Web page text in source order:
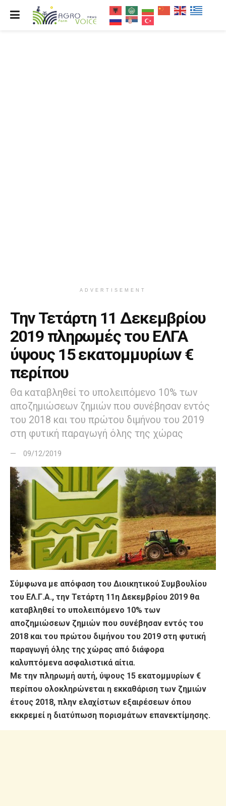
ADVERTISEMENT
Την Τετάρτη 11 Δεκεμβρίου
2019 πληρωμές του ΕΛΓΑ
ύψους 15 εκατομμυρίων €
περίπου
Θα καταβληθεί το υπολειπόμενο 10% των
αποζημιώσεων ζημιών που συνέβησαν εντός
του 2018 και του πρώτου διμήνου του 2019
στη φυτική παραγωγή όλης της χώρας
09/12/2019
Σύμφωνα με απόφαση του Διοικητικού Συμβουλίου
του ΕΛ.Γ.Α., την Τετάρτη 11η Δεκεμβρίου 2019 θα
καταβληθεί το υπολειπόμενο 10% των
αποζημιώσεων ζημιών που συνέβησαν εντός του
2018 και του πρώτου διμήνου του 2019 στη φυτική
παραγωγή όλης της χώρας από διάφορα
καλυπτόμενα ασφαλιστικά αίτια.
Με την πληρωμή αυτή, ύψους 15 εκατομμυρίων €
περίπου ολοκληρώνεται η εκκαθάριση των ζημιών
έτους 2018, πλην ελαχίστων εξαιρέσεων όπου
εκκρεμεί η διατύπωση πορισμάτων επανεκτίμησης.